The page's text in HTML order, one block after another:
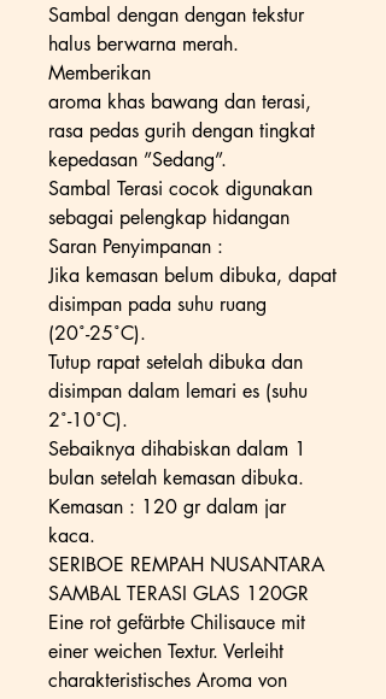
Sambal dengan dengan tekstur
halus berwarna merah.
Memberikan
aroma khas bawang dan terasi,
rasa pedas gurih dengan tingkat
kepedasan ”Sedang”.
Sambal Terasi cocok digunakan
sebagai pelengkap hidangan
Saran Penyimpanan :
Jika kemasan belum dibuka, dapat
disimpan pada suhu ruang
(20˚-25˚C).
Tutup rapat setelah dibuka dan
disimpan dalam lemari es (suhu
2˚-10˚C).
Sebaiknya dihabiskan dalam 1
bulan setelah kemasan dibuka.
Kemasan : 120 gr dalam jar
kaca.
SERIBOE REMPAH NUSANTARA
SAMBAL TERASI GLAS 120GR
Eine rot gefärbte Chilisauce mit
einer weichen Textur. Verleiht
charakteristisches Aroma von